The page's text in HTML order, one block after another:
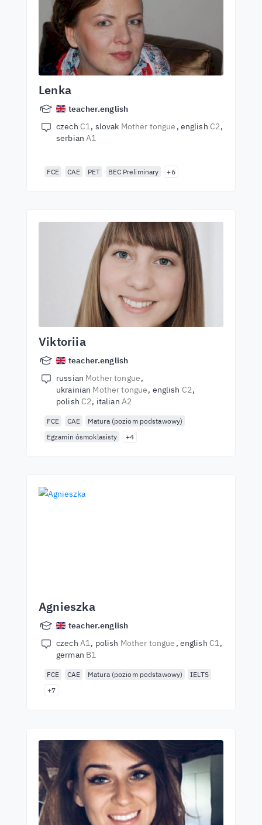
Lenka
teacher.english
czech C1 slovak Mother tongue english C2
serbianA1
FCE CAE PET BEC Preliminary +6
Viktoriia
teacher.english
russian Mother tongue
ukrainian Mother tongue english C2
polish C2 italian A2
FCE CAE
Matura (poziom podstawowy)
Egzamin ósmoklasisty
+4
Agnieszka
teacher.english
czech A1 polish Mother tongue english C1
german B1
FCE CAE Matura (poziom podstawowy)
IELTS
+7